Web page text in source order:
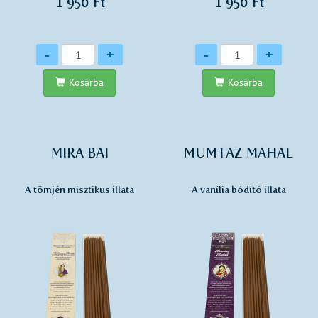
Mennyiség
- +
Kosárba
Mennyiség
- +
Kosárba
MIRA BAI
A tömjén misztikus illata
MUMTAZ MAHAL
A vanília bódító illata